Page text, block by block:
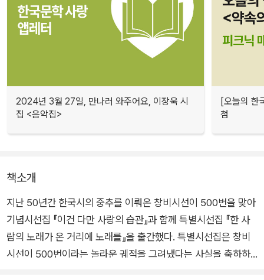
2024년 3월 27일, 만나러 와주어요, 이장욱 시
집 <음악집>
[오늘의 한
첨
책소개
지난 50년간 한국시의 중추를 이뤄온 창비시선이 500번을 맞아
기념시선집 『이건 다만 사랑의 습관』과 함께 특별시선집 『한 사
람의 노래가 온 거리에 노래를』을 출간했다. 특별시선집은 창비
시선이 500번이라는 놀라운 궤적을 그려냈다는 사실을 축하하